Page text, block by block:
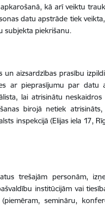
kā arī veiktu
datu apstrāde tiek
subjekta piekrišanu.
aizsardzības prasību
ar pieprasījumu par datu
lai atrisinātu neskaidros
birojā netiek
inspekcijā (Elijas iela 17,
trešajām personām,
institūcijām vai
semināru,